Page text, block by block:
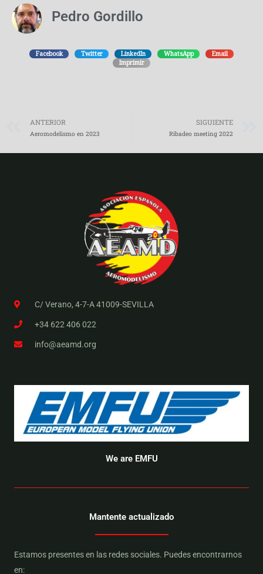
Pedro Gordillo
Facebook Twitter LinkedIn WhatsApp
Email
Imprimir
Prev
ANTERIOR
Aeromodelismo en 2023
SIGUIENTE
Ribadeo meeting 2022
C/ Verano, 4-7-A 41009-SEVILLA
+34 622 406 022
info@aeamd.org
We are EMFU
Mantente actualizado
Estamos presentes en las redes sociales. Puedes encontrarnos
en: